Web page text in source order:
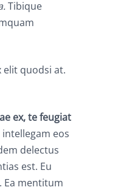
Tibique
elit quodsi at.
ex, te feugiat
eos
delectus
est. Eu
Ea mentitum